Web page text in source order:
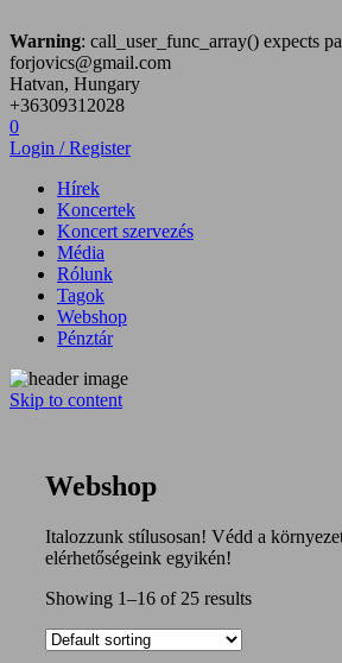
Warning: call_user_func_array() expects
forjovics@gmail.com
Hatvan, Hungary
+36309312028
0
Login / Register
Hírek
Koncertek
Koncert szervezés
Média
Rólunk
Tagok
Webshop
Pénztár
Hatvan
Skip to content
Webshop
Italozzunk stílusosan! Védd a
elérhetőségeink egyikén!
Showing 1–16 of 25 results